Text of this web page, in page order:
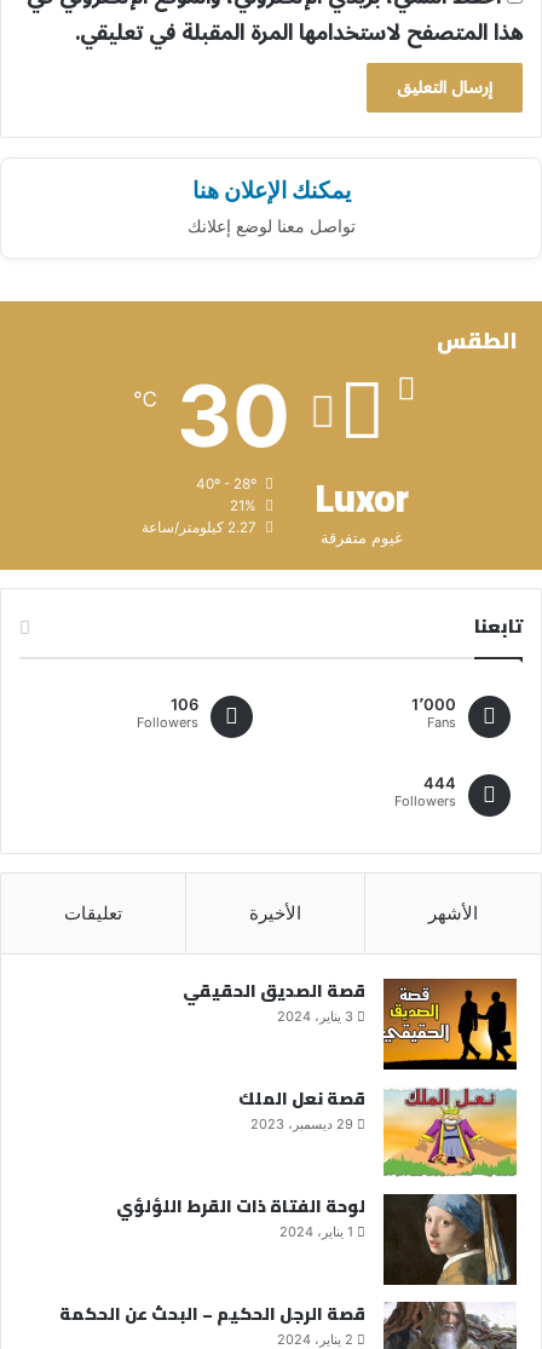
هذا المتصفح لاستخدامها المرة المقبلة في تعليقي.
يمكنك الإعلان هنا
تواصل معنا لوضع إعلانك
الطقس
Luxor
غيوم متفرقة
30
℃
21%
2.27 كيلومتر/ساعة
تابعنا
1٬000
Fans
106
Followers
444
Followers
الأشهر الأخيرة تعليقات
قصة الصديق الحقيقي
3 يناير، 2024
قصة نعل الملك
29 ديسمبر، 2023
لوحة الفتاة ذات القرط اللؤلؤي
1 يناير، 2024
قصة الرجل الحكيم – البحث عن الحكمة
2 يناير، 2024